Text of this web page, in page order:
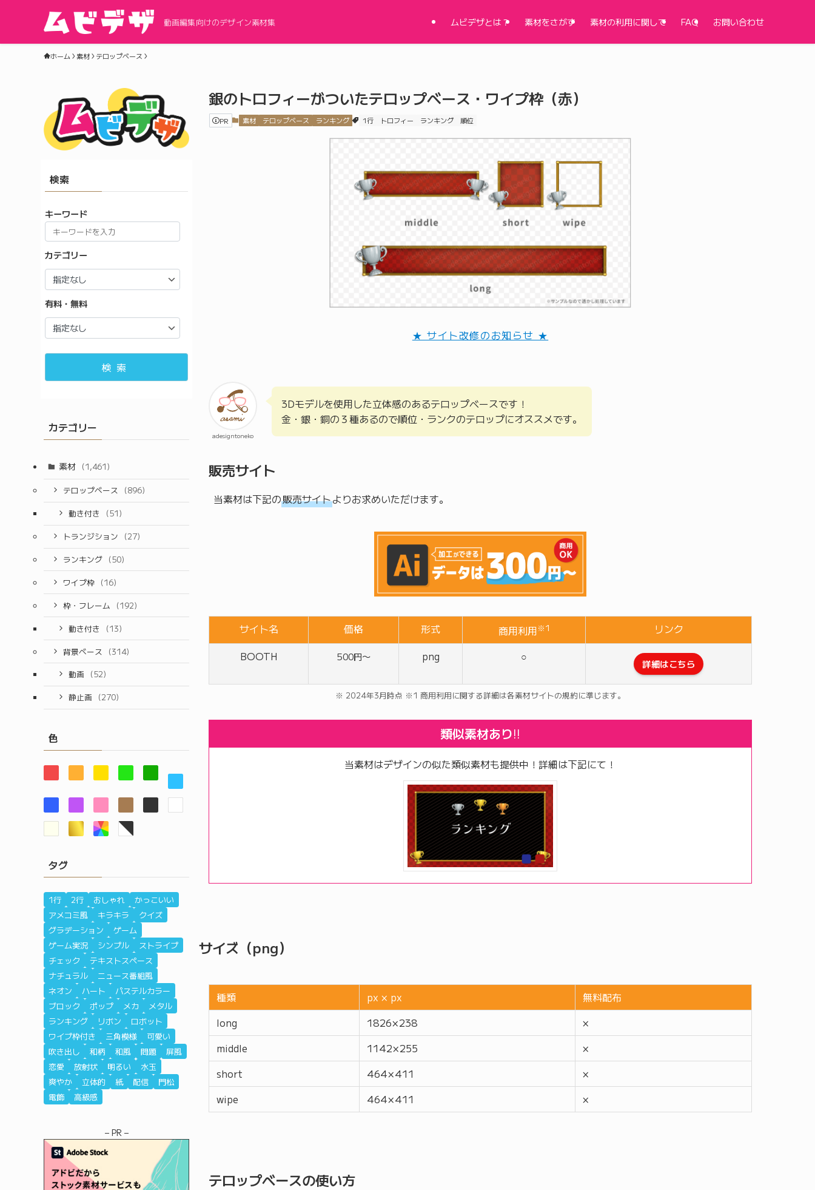
動画編集向けのデザイン素材集 ムビデザとは？ 素材をさがす 素材の利用に関して FAQ お問い合わせ
ホーム 素材 テロップベース
銀のトロフィーがついたテロップベース・ワイプ枠（赤）
PR 素材 テロップベース ランキング 1行 トロフィー ランキング 順位
★ サイト改修のお知らせ ★
adesigntoneko
3Dモデルを使用した立体感のあるテロップベースです！
金・銀・銅の３種あるので順位・ランクのテロップにオススメです。
販売サイト
当素材は下記の販売サイトよりお求めいただけます。
サイト名 価格 形式 商用利用※1
リンク
BOOTH
500円〜 png ○
詳細はこちら
※ 2024年3月時点 ※1 商用利用に関する詳細は各素材サイトの規約に準じます。
類似素材あり!!
当素材はデザインの似た類似素材も提供中！詳細は下記にて！
サイズ（png）
種類 px × px
無料配布
long
1826 × 238
×
middle
1142 × 255
×
short
464 × 411
×
wipe
464 × 411 ×
テロップベースの使い方
検索
キーワード
カテゴリー
有料・無料
検索
カテゴリー
素材 (1,461)
テロップベース
(896)
動き付き
(51)
トランジション
(27)
ランキング (50)
ワイプ枠 (16)
枠・フレーム
(192)
動き付き
(13)
背景ベース
(314)
動画
(52)
静止画
(270)
色
タグ
1行 2行 おしゃれ
かっこいい
アメコミ風
キラキラ
クイズ
グラデーション
ゲーム
ゲーム実況
シンプル
ストライプ
チェック
テキストスペース
ナチュラル
ニュース番組風
ネオン
ハート
パステルカラー
ブロック
ポップ メカ
メタル
ランキング
リボン
ロボット
ワイプ枠付き
三角模様
可愛い
吹き出し
和柄 和風 問題
屏風
恋愛
放射状 明るい
水玉
爽やか
立体的 紙 配信
門松
電飾
高級感
– PR –